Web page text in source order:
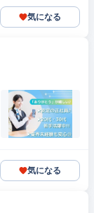
気になる
気になる